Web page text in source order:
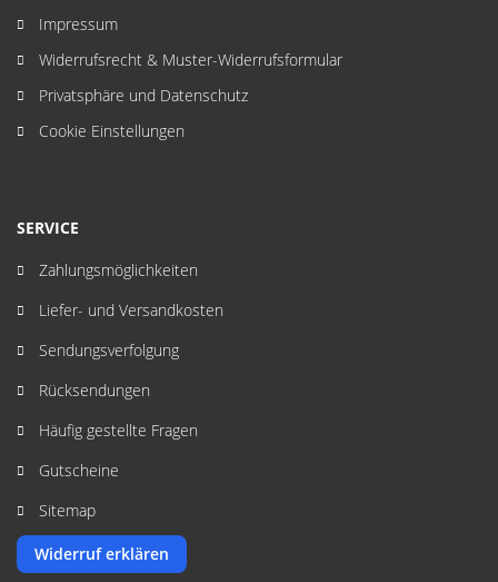
Impressum
Widerrufsrecht & Muster-Widerrufsformular
Privatsphäre und Datenschutz
Cookie Einstellungen
SERVICE
Zahlungsmöglichkeiten
Liefer- und Versandkosten
Sendungsverfolgung
Rücksendungen
Häufig gestellte Fragen
Gutscheine
Sitemap
Widerruf erklären